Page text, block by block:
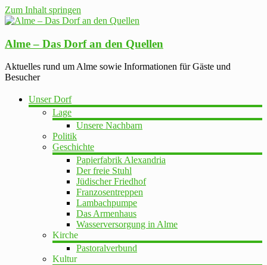
Zum Inhalt springen
Alme – Das Dorf an den Quellen
Aktuelles rund um Alme sowie Informationen für Gäste und
Besucher
Unser Dorf
Lage
Unsere Nachbarn
Politik
Geschichte
Papierfabrik Alexandria
Der freie Stuhl
Jüdischer Friedhof
Franzosentreppen
Lambachpumpe
Das Armenhaus
Wasserversorgung in Alme
Kirche
Pastoralverbund
Kultur